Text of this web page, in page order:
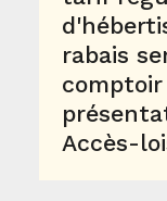
rabais
Accès-